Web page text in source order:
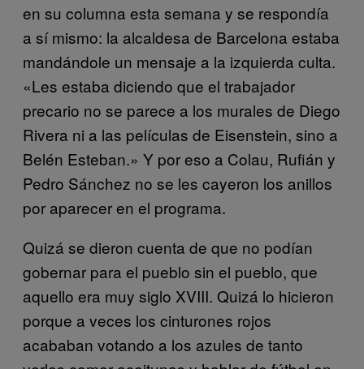
en su columna esta semana y se respondía
a sí mismo: la alcaldesa de Barcelona estaba
mandándole un mensaje a la izquierda culta.
«Les estaba diciendo que el trabajador
precario no se parece a los murales de Diego
Rivera ni a las películas de Eisenstein, sino a
Belén Esteban.» Y por eso a Colau, Rufián y
Pedro Sánchez no se les cayeron los anillos
por aparecer en el programa.
Quizá se dieron cuenta de que no podían
gobernar para el pueblo sin el pueblo, que
aquello era muy siglo XVIII. Quizá lo hicieron
porque a veces los cinturones rojos
acababan votando a los azules de tanto